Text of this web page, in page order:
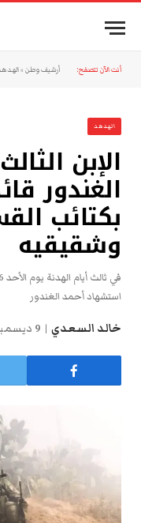
أنت الآن تتصفح: أرشيف وطن »
الهدهد
الإبن
الغندور
بكتائب
وشقيقيه
استشهاد أحمد الغندور
خالد السعدي 9 ديسمبر، 2023